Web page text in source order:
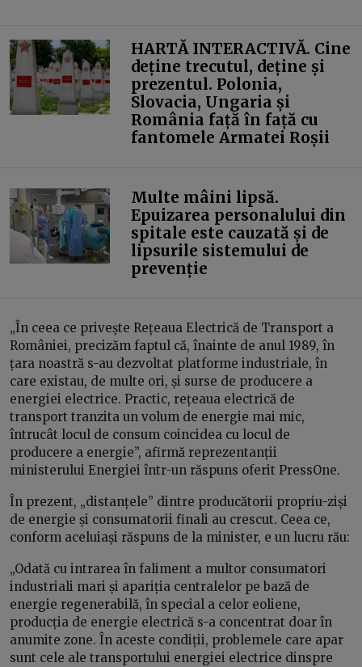
HARTĂ INTERACTIVĂ. Cine
deține trecutul, deține și
prezentul. Polonia,
Slovacia, Ungaria și
România față în față cu
fantomele Armatei Roșii
Multe mâini lipsă.
Epuizarea personalului din
spitale este cauzată și de
lipsurile sistemului de
prevenție
„În ceea ce privește Rețeaua Electrică de Transport a
României, precizăm faptul că, înainte de anul 1989, în
țara noastră s-au dezvoltat platforme industriale, în
care existau, de multe ori, și surse de producere a
energiei electrice. Practic, rețeaua electrică de
transport tranzita un volum de energie mai mic,
întrucât locul de consum coincidea cu locul de
producere a energie”, afirmă reprezentanții
ministerului Energiei într-un răspuns oferit PressOne.
În prezent, „distanțele” dintre producătorii propriu-ziși
de energie și consumatorii finali au crescut. Ceea ce,
conform aceluiași răspuns de la minister, e un lucru rău:
„Odată cu intrarea în faliment a multor consumatori
industriali mari și apariția centralelor pe bază de
energie regenerabilă, în special a celor eoliene,
producția de energie electrică s-a concentrat doar în
anumite zone. În aceste condiții, problemele care apar
sunt cele ale transportului energiei electrice dinspre